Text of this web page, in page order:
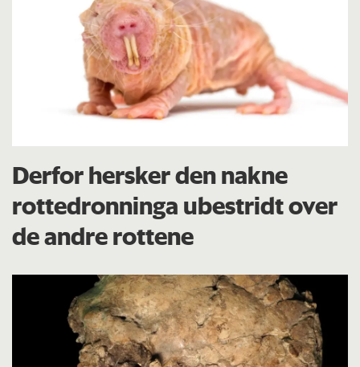
Derfor hersker den nakne
rottedronninga ubestridt over
de andre rottene